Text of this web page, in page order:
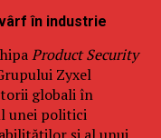
în industrie
Product Security
Zyxel
globali în
unei politici